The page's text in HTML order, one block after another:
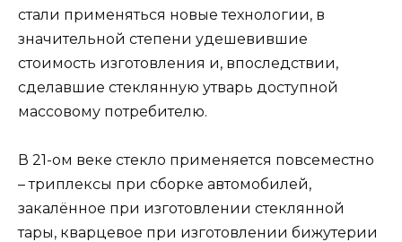
стали применяться новые технологии, в
значительной степени удешевившие
стоимость изготовления и, впоследствии,
сделавшие стеклянную утварь доступной
массовому потребителю.
В 21-ом веке стекло применяется повсеместно
– триплексы при сборке автомобилей,
закалённое при изготовлении стеклянной
тары, кварцевое при изготовлении бижутерии